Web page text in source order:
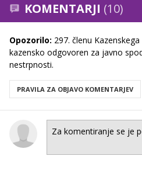
KOMENTARJI (10)
Opozorilo: 297. členu
kazensko odgovoren za javno
nestrpnosti.
PRAVILA ZA OBJAVO KOMENTARJEV